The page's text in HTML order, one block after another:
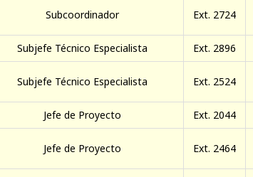
Subcoordinador Ext. 2724
Subjefe Técnico Especialista Ext. 2896
Subjefe Técnico Especialista Ext. 2524
Jefe de Proyecto Ext. 2044
Jefe de Proyecto Ext. 2464